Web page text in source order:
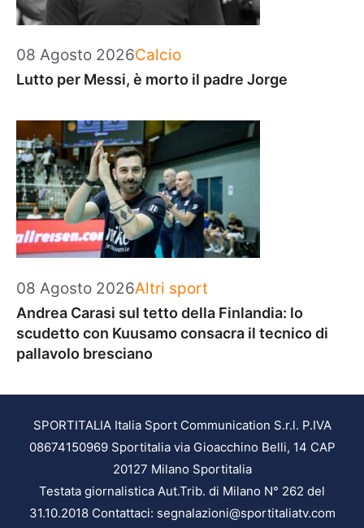
08 Agosto 2026Categorie
Calcio
Lutto per Messi, è morto il padre Jorge
08 Agosto 2026Categorie
Altri sport
Andrea Carasi sul tetto della Finlandia: lo
scudetto con Kuusamo consacra il tecnico di
pallavolo bresciano
SPORTITALIA Italia Sport Communication S.r.l. P.IVA
08674150969 Sportitalia via Gioacchino Belli, 14 CAP
20127 Milano Sportitalia
Testata giornalistica Aut.Trib. di Milano N° 262 del
31.10.2018 Contattaci: segnalazioni@sportitaliatv.com